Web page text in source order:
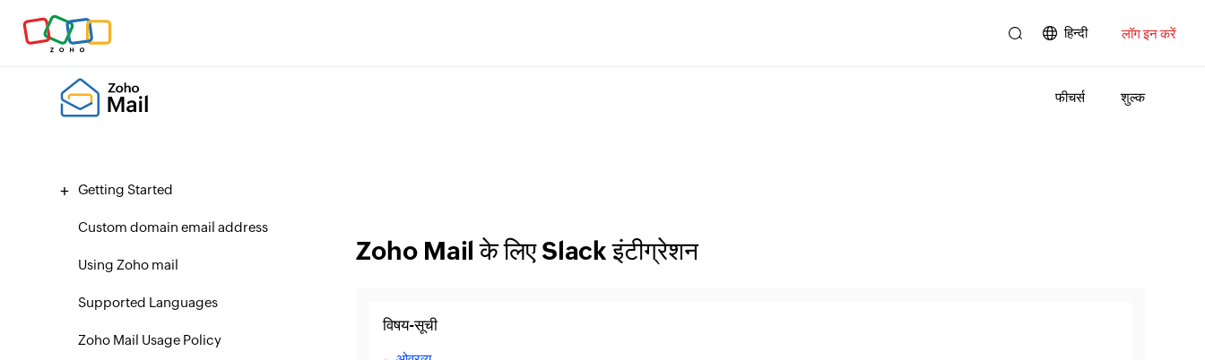
हिन्दी लॉग इन करें
फीचर्स शुल्क
Getting Started
Custom domain email address
Using Zoho mail
Supported Languages
Zoho Mail Usage Policy
Zoho Mail के लिए Slack इंटीग्रेशन
विषय-सूची